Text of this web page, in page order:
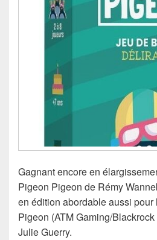
Gagnant encore en
Pigeon Pigeon de Rémy
en édition abordable aussi
Pigeon (ATM Gaming/
Julie Guerry.